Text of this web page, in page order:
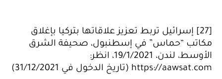
[27] إسرائيل تربط تعزيز علاقاتها بتركيا بإغلاق
مكاتب “حماس” في إسطنبول، صحيفة الشرق
الأوسط، لندن، 19/1/2021، انظر:
https://aawsat.com (تاريخ الدخول في 31/12/2021)